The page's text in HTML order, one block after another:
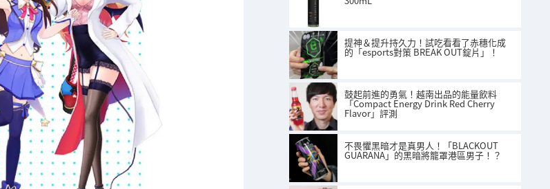
提神＆提升持久力！試吃看看了赤穗化成
的「esports對策 BREAK OUT錠片」！
鼓起前進的勇氣！越南出品的能量飲料
「Compact Energy Drink Red Cherry
Flavor」評測
不畏懼黑暗才是真男人！「BLACKOUT
GUARANA」的黑暗將籠罩港區男子！？